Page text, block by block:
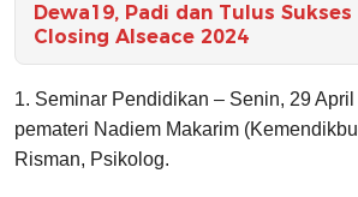
Dewa19, Padi dan Tulus Sukses
Closing Alseace 2024
1. Seminar Pendidikan – Senin, 29
pemateri Nadiem Makarim
Risman, Psikolog.